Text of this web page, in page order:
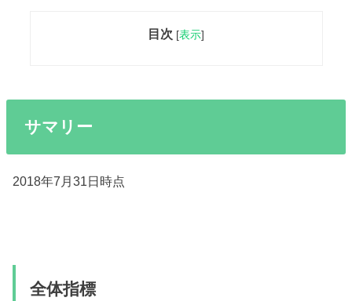
目次 [表示]
サマリー
2018年7月31日時点
全体指標